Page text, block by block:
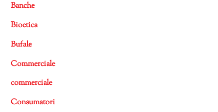
Banche
Bioetica
Bufale
Commerciale
commerciale
Consumatori